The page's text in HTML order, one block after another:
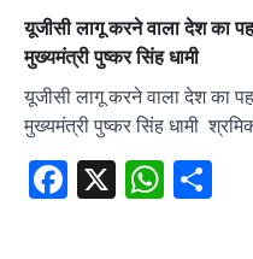
यूजीसी लागू करने वाला देश का
मुख्यमंत्री पुष्कर सिंह धामी
यूजीसी लागू करने वाला देश का
मुख्यमंत्री पुष्कर सिंह धामी
Facebook
X